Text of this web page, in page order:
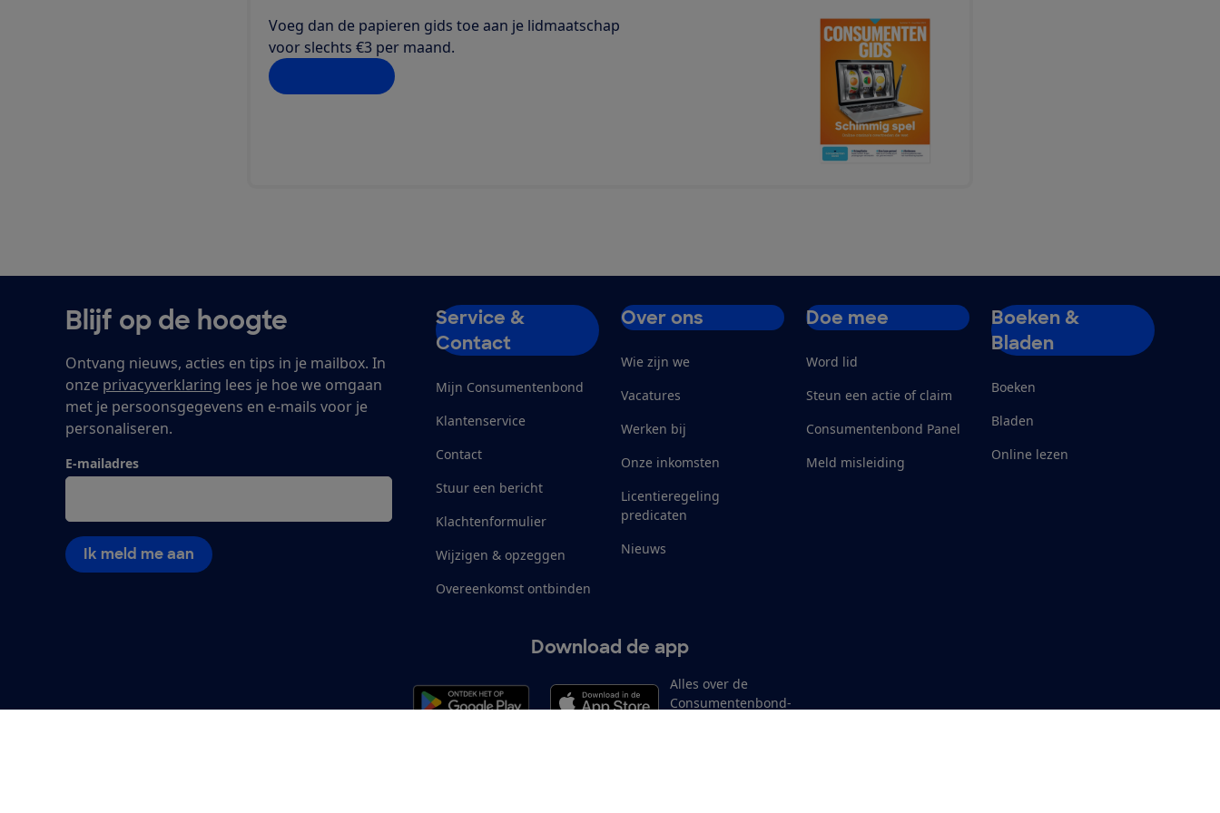
Voeg dan de papieren gids toe aan je lidmaatschap
voor slechts €3 per maand.
Blijf op de hoogte
Ontvang nieuws, acties en tips in je mailbox. In
onze privacyverklaring lees je hoe we omgaan
met je persoonsgegevens en e-mails voor je
personaliseren.
E-mailadres
Ik meld me aan
Service &
Contact
Mijn Consumentenbond
Klantenservice
Contact
Stuur een bericht
Klachtenformulier
Wijzigen & opzeggen
Overeenkomst ontbinden
Over ons
Wie zijn we
Vacatures
Werken bij
Onze inkomsten
Licentieregeling
predicaten
Nieuws
Doe mee
Word lid
Steun een actie of claim
Consumentenbond Panel
Meld misleiding
Boeken &
Bladen
Boeken
Bladen
Online lezen
Download de app
Alles over de
Consumentenbond-